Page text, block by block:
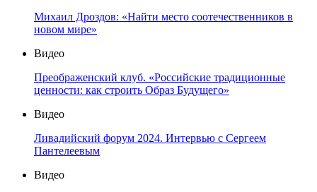
Михаил Дроздов: «Найти место соотечественников в
новом мире»
Видео
Преображенский клуб. «Российские традиционные
ценности: как строить Образ Будущего»
Видео
Ливадийский форум 2024. Интервью с Сергеем
Пантелеевым
Видео